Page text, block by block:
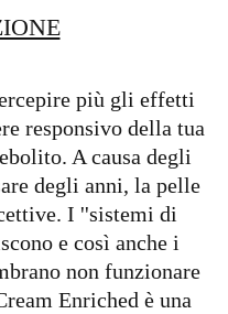
più gli effetti
responsivo della tua
A causa degli
degli anni, la pelle
I ''sistemi di
e così anche i
non funzionare
Enriched è una